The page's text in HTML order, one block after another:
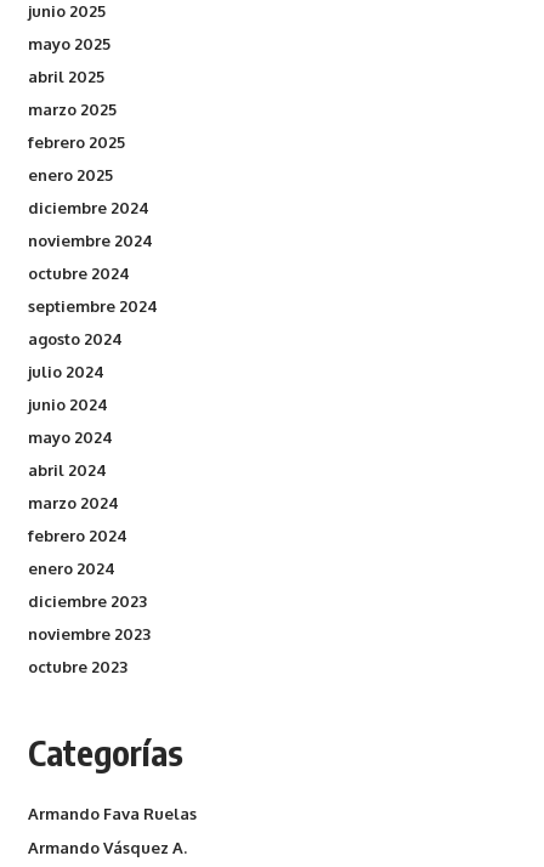
junio 2025
mayo 2025
abril 2025
marzo 2025
febrero 2025
enero 2025
diciembre 2024
noviembre 2024
octubre 2024
septiembre 2024
agosto 2024
julio 2024
junio 2024
mayo 2024
abril 2024
marzo 2024
febrero 2024
enero 2024
diciembre 2023
noviembre 2023
octubre 2023
Categorías
Armando Fava Ruelas
Armando Vásquez A.